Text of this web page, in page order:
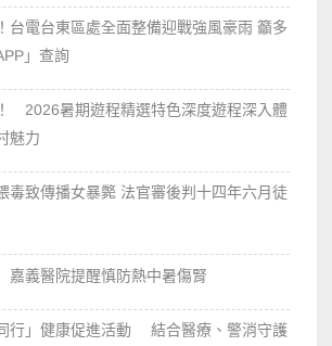
台電台東區處全面整備迎戰強風豪雨 籲多
」查詢
2026暑期遊程精選特色深度遊程深入體
魅力
毒致傳播女暴斃 法官審後判十四年六月徒
義醫院提醒慎防熱中暑傷腎
行」健康促進活動 結合醫療、警消守護